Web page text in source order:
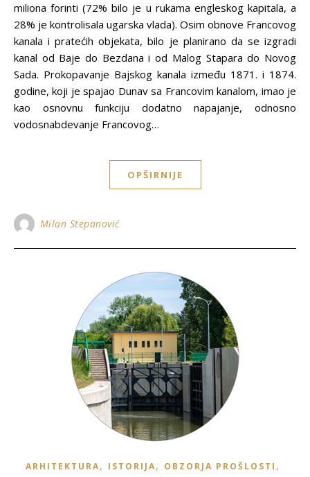
miliona forinti (72% bilo je u rukama engleskog kapitala, a
28% je kontrolisala ugarska vlada). Osim obnove Francovog
kanala i pratećih objekata, bilo je planirano da se izgradi
kanal od Baje do Bezdana i od Malog Stapara do Novog
Sada. Prokopavanje Bajskog kanala između 1871. i 1874.
godine, koji je spajao Dunav sa Francovim kanalom, imao je
kao osnovnu funkciju dodatno napajanje, odnosno
vodosnabdevanje Francovog…
OPŠIRNIJE
Milan Stepanović
ARHITEKTURA, ISTORIJA, OBZORJA PROŠLOSTI ,